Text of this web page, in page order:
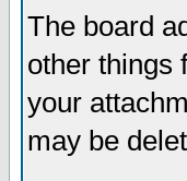
The board
other things
your
may be